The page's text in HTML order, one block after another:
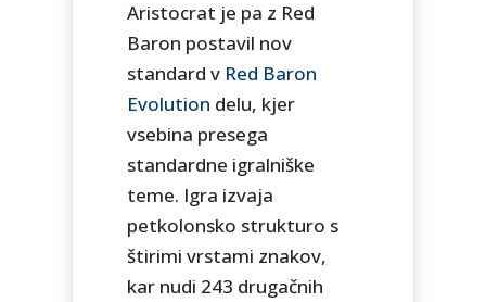
Aristocrat je pa z Red
Baron postavil nov
standard v Red Baron
Evolution delu, kjer
vsebina presega
standardne igralniške
teme. Igra izvaja
petkolonsko strukturo s
štirimi vrstami znakov,
kar nudi 243 drugačnih